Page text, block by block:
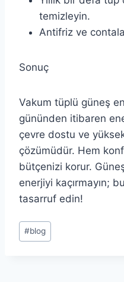
temizleyin.
Antifriz ve
Sonuç
Vakum tüplü güneş
gününden itibaren
çevre dostu ve
çözümüdür. Hem
bütçenizi korur.
enerjiyi kaçırmayın;
tasarruf edin!
Post
Tags:
#blog